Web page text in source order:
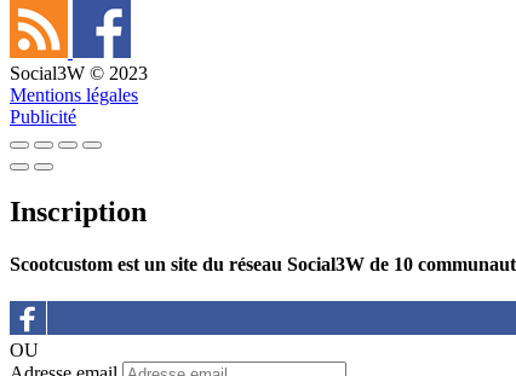
Social3W © 2023
Mentions légales
Publicité
Inscription
Scootcustom est un site du réseau Social3W de 10
OU